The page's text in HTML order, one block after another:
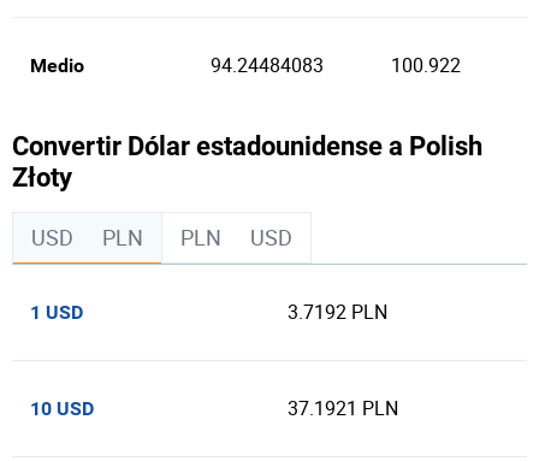
Medio 94.24484083 100.922
Convertir Dólar estadounidense a Polish
Złoty
USD PLN PLN USD
1 USD 3.7192 PLN
10 USD 37.1921 PLN